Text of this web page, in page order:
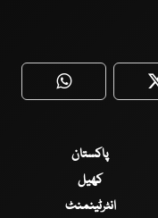
WhatsApp
پاکستان
کھیل
انٹرٹینمنٹ